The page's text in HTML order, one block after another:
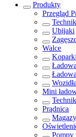
Produkty
Przegląd
Ubijaki
Walce
Koparki
Wozidła
Mini
Prądnica
Pompy